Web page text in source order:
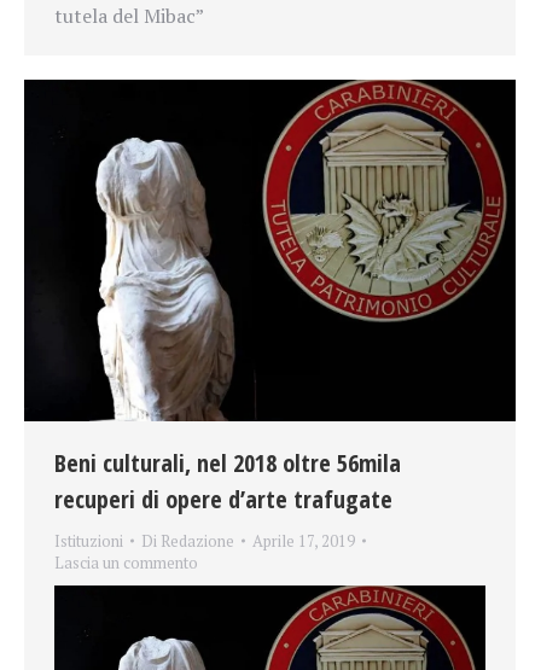
tutela del Mibac”
Beni culturali, nel 2018 oltre 56mila
recuperi di opere d’arte trafugate
Istituzioni Di Redazione
Aprile 17, 2019
Lascia un commento